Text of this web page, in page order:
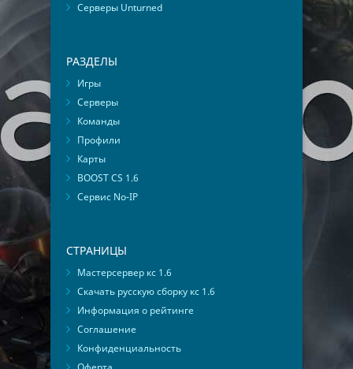
Серверы Unturned
РАЗДЕЛЫ
Игры
Серверы
Команды
Профили
Карты
BOOST CS 1.6
Сервис No-IP
СТРАНИЦЫ
Мастерсервер кс 1.6
Скачать русскую сборку кс 1.6
Информация о рейтинге
Соглашение
Конфиденциальность